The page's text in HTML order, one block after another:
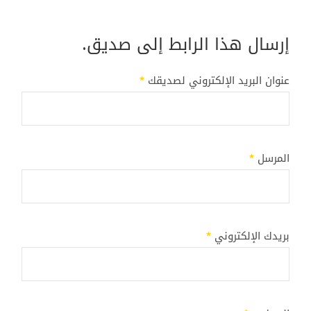
إرسال هذا الرابط إلى صديق.
عنوان البريد الإلكتروني لصديقك *
المرسل *
بريدك الإلكتروني *